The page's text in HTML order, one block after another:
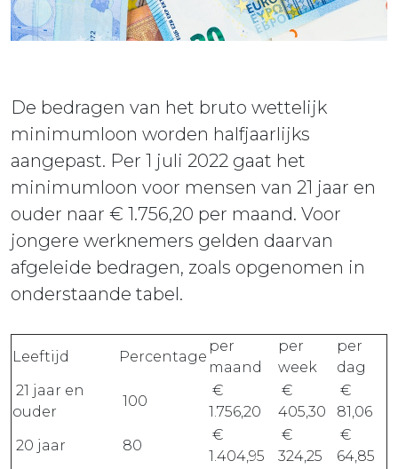
De bedragen van het bruto wettelijk
minimumloon worden halfjaarlijks
aangepast. Per 1 juli 2022 gaat het
minimumloon voor mensen van 21 jaar en
ouder naar € 1.756,20 per maand. Voor
jongere werknemers gelden daarvan
afgeleide bedragen, zoals opgenomen in
onderstaande tabel.
Leeftijd Percentage
per
maand
per
week
per
dag
21 jaar en
ouder
100
€
1.756,20
€
405,30
€
81,06
20 jaar
80
€
1.404,95
€
324,25
€
64,85